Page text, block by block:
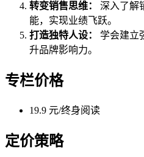
转变销售思维：
深入了解
能，实现业绩飞跃。
打造独特人设：
学会建立
升品牌影响力。
专栏价格
19.9 元/终身阅读
定价策略